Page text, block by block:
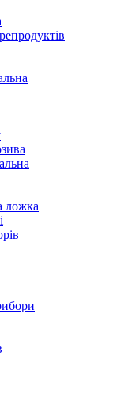
ложка